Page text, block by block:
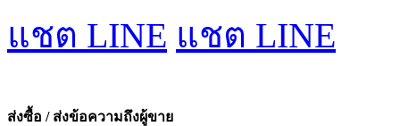
แชต LINE แชต LINE
ส่งซื้อ / ส่งข้อความถึงผู้ขาย